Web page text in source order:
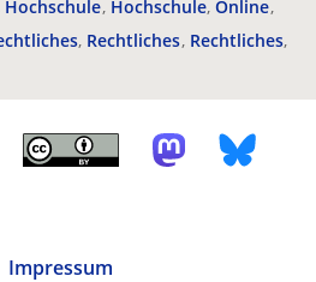
Hochschule Hochschule Online
Rechtliches Rechtliches
Impressum